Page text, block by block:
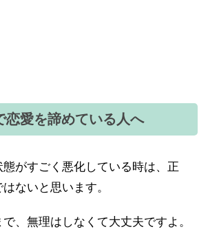
恋愛を諦めている人へ
態がすごく悪化している時は、正
ないと思います。
、無理はしなくて大丈夫ですよ。